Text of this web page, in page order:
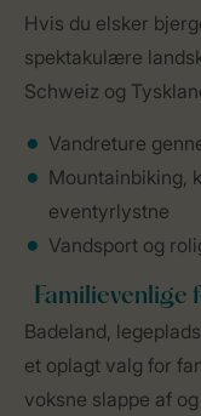
Hvis du elsker
spektakulære
Schweiz og
Vandreture
Mountainbiking,
eventyrlystne
Vandsport og
Familievenlige
Badeland,
et oplagt valg for
voksne slappe af